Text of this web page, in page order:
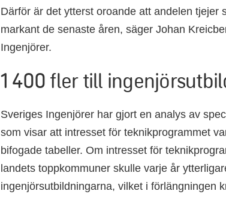
Därför är det ytterst oroande att andelen
markant de senaste åren, säger Johan
Ingenjörer.
1 400 fler till
Sveriges Ingenjörer har gjort en analys av
som visar att intresset för teknikprogrammet
bifogade tabeller. Om intresset för
landets toppkommuner skulle varje år
ingenjörsutbildningarna, vilket i förlängningen